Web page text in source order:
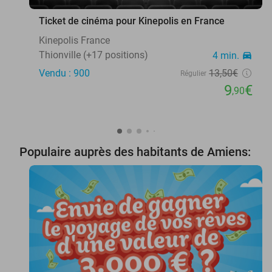
Ticket de cinéma pour Kinepolis en France
Kinepolis France
Thionville (+17 positions)
4 min. directions_car
Vendu : 900 Régulier 13,50€
9,90€
Populaire auprès des habitants de Amiens: